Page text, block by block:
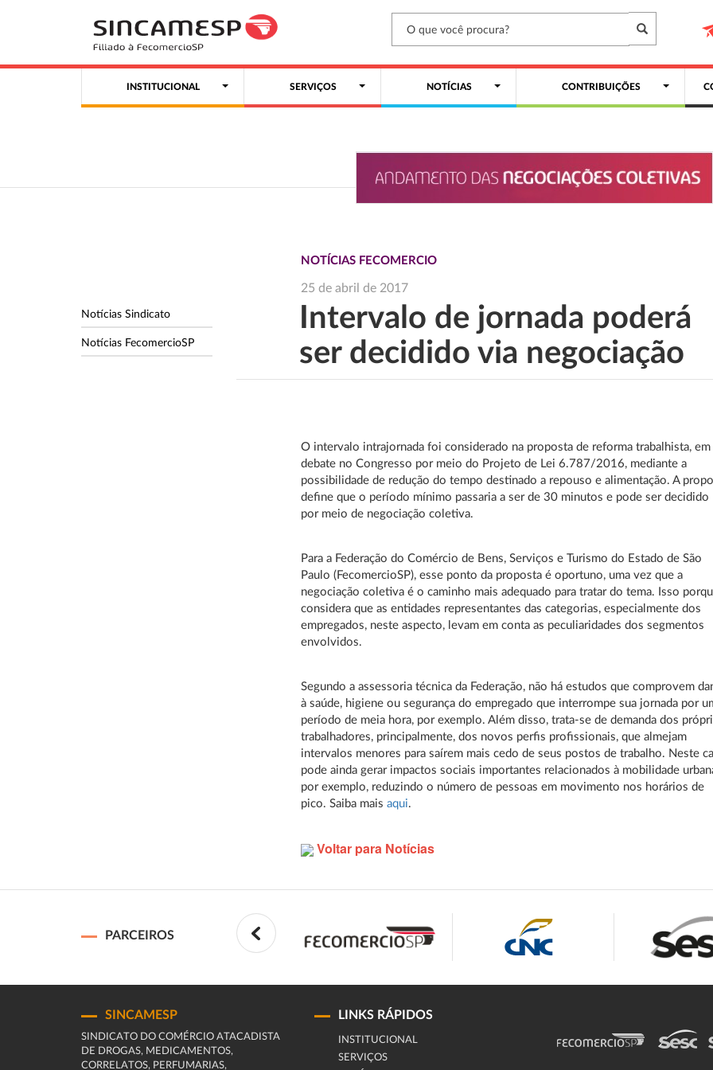
INSTITUCIONAL SERVIÇOS NOTÍCIAS CONTRIBUIÇÕES
Notícias Sindicato
Notícias FecomercioSP
NOTÍCIAS FECOMERCIO
25 de abril de 2017
Intervalo de jornada poderá
ser decidido via negociação
O intervalo intrajornada foi considerado na proposta de reforma trabalhista, em
debate no Congresso por meio do Projeto de Lei 6.787/2016, mediante a
possibilidade de redução do tempo destinado a repouso e alimentação. A
define que o período mínimo passaria a ser de 30 minutos e pode ser decidido
por meio de negociação coletiva.
Para a Federação do Comércio de Bens, Serviços e Turismo do Estado de São
Paulo (FecomercioSP), esse ponto da proposta é oportuno, uma vez que a
negociação coletiva é o caminho mais adequado para tratar do tema. Isso
considera que as entidades representantes das categorias, especialmente dos
empregados, neste aspecto, levam em conta as peculiaridades dos segmentos
envolvidos.
Segundo a assessoria técnica da Federação, não há estudos que comprovem
à saúde, higiene ou segurança do empregado que interrompe sua jornada por
período de meia hora, por exemplo. Além disso, trata-se de demanda dos
trabalhadores, principalmente, dos novos perfis profissionais, que almejam
intervalos menores para saírem mais cedo de seus postos de trabalho. Neste
pode ainda gerar impactos sociais importantes relacionados à mobilidade
por exemplo, reduzindo o número de pessoas em movimento nos horários de
pico. Saiba maisaqui.
Voltar para Notícias
PARCEIROS
SINCAMESP
SINDICATO DO COMÉRCIO ATACADISTA
DE DROGAS, MEDICAMENTOS,
CORRELATOS, PERFUMARIAS,
LINKS RÁPIDOS
INSTITUCIONAL
SERVIÇOS